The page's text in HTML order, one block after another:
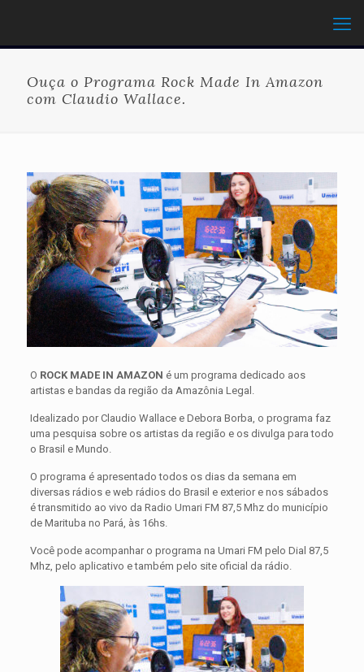
Ouça o Programa Rock Made In Amazon
com Claudio Wallace.
O ROCK MADE IN AMAZON é um programa dedicado aos
artistas e bandas da região da Amazônia Legal.
Idealizado por Claudio Wallace e Debora Borba, o programa faz
uma pesquisa sobre os artistas da região e os divulga para todo
o Brasil e Mundo.
O programa é apresentado todos os dias da semana em
diversas rádios e web rádios do Brasil e exterior e nos sábados
é transmitido ao vivo da Radio Umari FM 87,5 Mhz do município
de Marituba no Pará, às 16hs.
Você pode acompanhar o programa na Umari FM pelo Dial 87,5
Mhz, pelo aplicativo e também pelo site oficial da rádio.